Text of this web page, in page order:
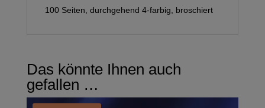
100 Seiten, durchgehend 4-farbig, broschiert
Das könnte Ihnen auch
gefallen …